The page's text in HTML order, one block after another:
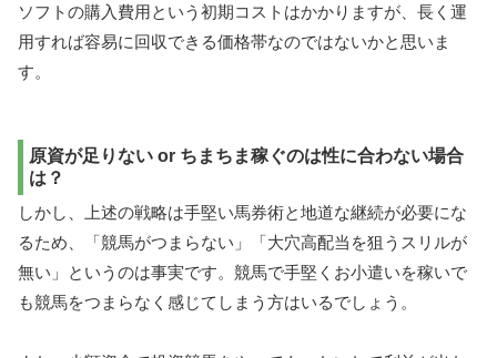
ソフトの購入費用という初期コストはかかりますが、長く運
用すれば容易に回収できる価格帯なのではないかと思いま
す。
原資が足りない or ちまちま稼ぐのは性に合わない場合
は？
しかし、上述の戦略は手堅い馬券術と地道な継続が必要にな
るため、「競馬がつまらない」「大穴高配当を狙うスリルが
無い」というのは事実です。競馬で手堅くお小遣いを稼いで
も競馬をつまらなく感じてしまう方はいるでしょう。